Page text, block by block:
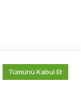
Tümünü Kabul Et